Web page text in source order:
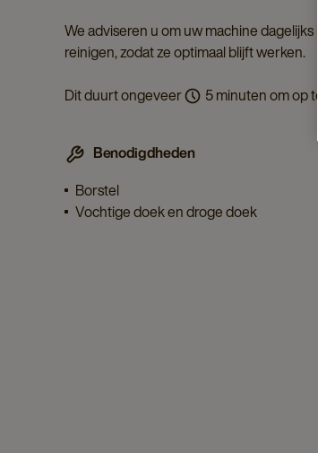
We adviseren u om uw machine
reinigen, zodat ze optimaal blijft werken.
Dit duurt ongeveer
5 minuten om op
Benodigdheden
Borstel
Vochtige doek en droge doek